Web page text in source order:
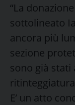
“La
sottolineato
ancora più
sezione
sono già stati
E’ un atto